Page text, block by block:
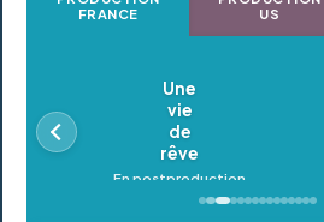
FRANCE
US
Oldeupe
En postproduction